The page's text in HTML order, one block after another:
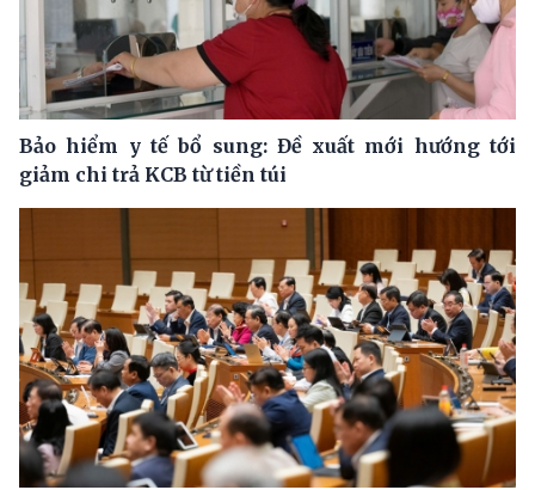
Bảo hiểm y tế bổ sung: Đề xuất mới hướng tới
giảm chi trả KCB từ tiền túi